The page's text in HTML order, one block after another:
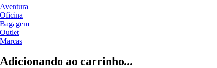
Aventura
Oficina
Bagagem
Outlet
Marcas
Adicionando ao carrinho...